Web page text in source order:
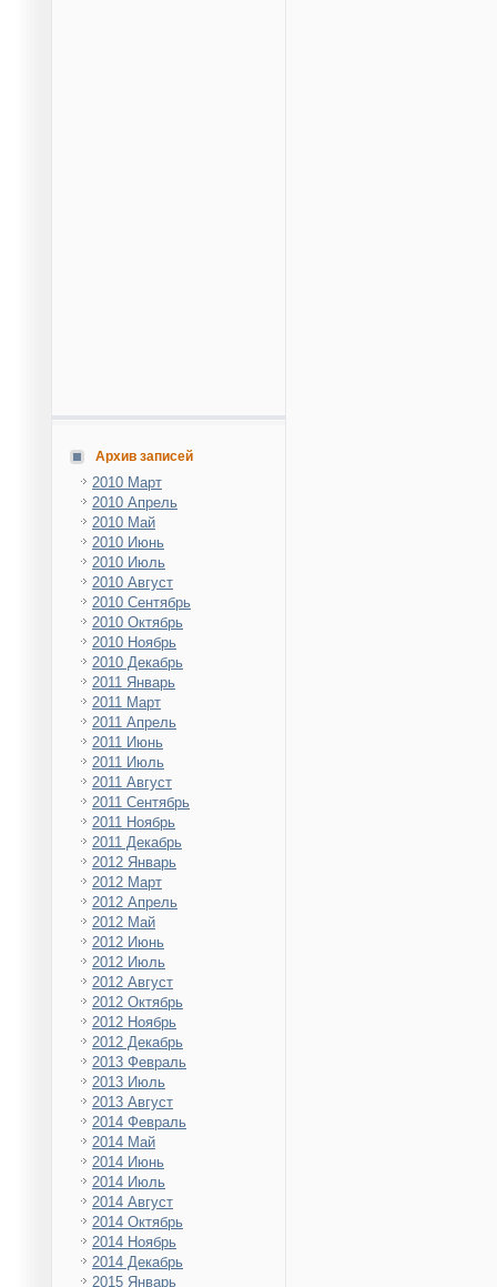
Архив записей
2010 Март
2010 Апрель
2010 Май
2010 Июнь
2010 Июль
2010 Август
2010 Сентябрь
2010 Октябрь
2010 Ноябрь
2010 Декабрь
2011 Январь
2011 Март
2011 Апрель
2011 Июнь
2011 Июль
2011 Август
2011 Сентябрь
2011 Ноябрь
2011 Декабрь
2012 Январь
2012 Март
2012 Апрель
2012 Май
2012 Июнь
2012 Июль
2012 Август
2012 Октябрь
2012 Ноябрь
2012 Декабрь
2013 Февраль
2013 Июль
2013 Август
2014 Февраль
2014 Май
2014 Июнь
2014 Июль
2014 Август
2014 Октябрь
2014 Ноябрь
2014 Декабрь
2015 Январь